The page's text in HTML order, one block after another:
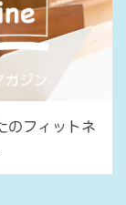
のフィットネ